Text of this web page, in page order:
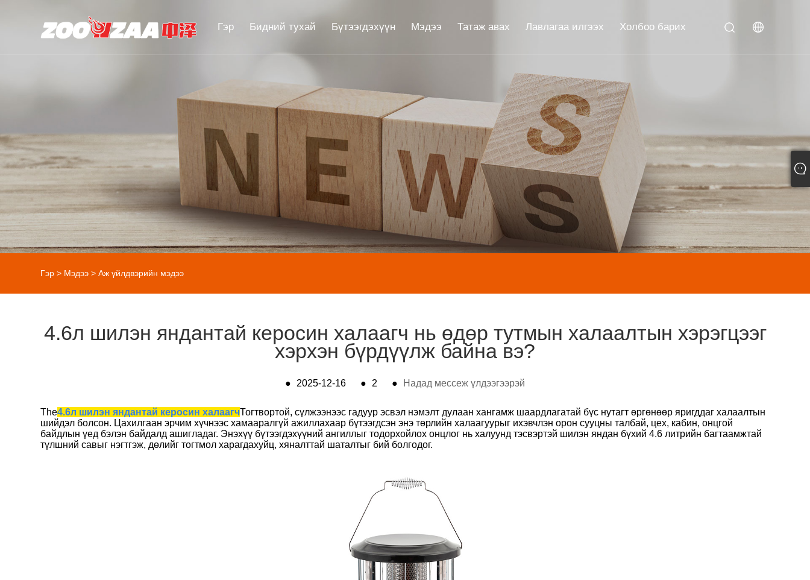
Гэр Бидний тухай Бүтээгдэхүүн Мэдээ Татаж авах Лавлагаа илгээх Холбоо барих
Гэр > Мэдээ >Аж үйлдвэрийн мэдээ
4.6л шилэн яндантай керосин халаагч нь өдөр тутмын халаалтын хэрэгцээг
хэрхэн бүрдүүлж байна вэ?
● 2025-12-16 ● 2 ● Надад мессеж үлдээгээрэй
The4.6л шилэн яндантай керосин халаагчТогтвортой, сүлжээнээс гадуур эсвэл нэмэлт дулаан хангамж шаардлагатай бүс нутагт өргөнөөр яригддаг халаалтын
шийдэл болсон. Цахилгаан эрчим хүчнээс хамааралгүй ажиллахаар бүтээгдсэн энэ төрлийн халаагуурыг ихэвчлэн орон сууцны талбай, цех, кабин, онцгой
байдлын үед бэлэн байдалд ашигладаг. Энэхүү бүтээгдэхүүний ангиллыг тодорхойлох онцлог нь халуунд тэсвэртэй шилэн яндан бүхий 4.6 литрийн багтаамжтай
түлшний савыг нэгтгэж, дөлийг тогтмол харагдахуйц, хяналттай шаталтыг бий болгодог.